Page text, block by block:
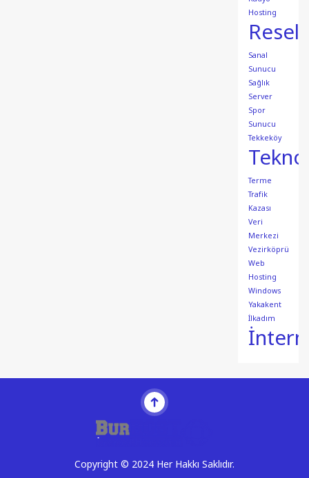
Hosting
Sanal
Sunucu
Sağlık
Server
Spor
Sunucu
Tekkeköy
Terme
Trafik
Kazası
Veri
Merkezi
Vezirköprü
Web
Hosting
Windows
Yakakent
İlkadım
Copyright © 2024 Her Hakkı Saklıdır.